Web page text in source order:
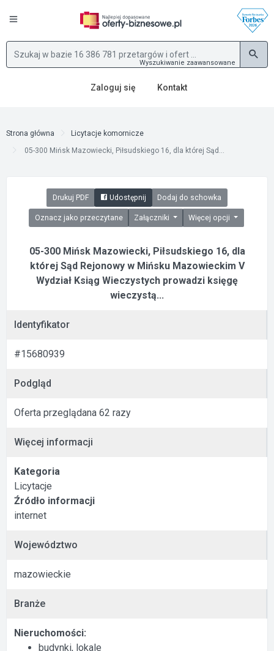
Wyszukiwanie zaawansowane
Zaloguj się Kontakt
Strona główna
Licytacje komornicze
05-300 Mińsk Mazowiecki, Piłsudskiego 16, dla której Sąd...
Drukuj PDF Udostępnij Dodaj do schowka
Oznacz jako przeczytane Załączniki Więcej opcji
05-300 Mińsk Mazowiecki, Piłsudskiego 16, dla
której Sąd Rejonowy w Mińsku Mazowieckim V
Wydział Ksiąg Wieczystych prowadzi księgę
wieczystą...
Identyfikator
#15680939
Podgląd
Oferta przeglądana 62 razy
Więcej informacji
Kategoria
Licytacje
Źródło informacji
internet
Województwo
mazowieckie
Branże
Nieruchomości:
budynki, lokale